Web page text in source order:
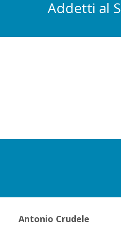
Addetti al
Antonio Crudele